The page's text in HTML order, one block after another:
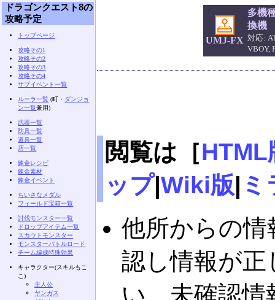
UMJ-FX
多機
換機
対応:
VBOY,
閲覧は［HTML
ップ|Wiki版| ミ
他所からの情
認し情報が
い。未確認
ドラゴンクエスト8の
攻略予定
トップページ
攻略その1
攻略その2
攻略その3
攻略その4
サブイベント一覧
ルーラ一覧 (町・ ダンジョ
ン一覧兼用)
武器一覧
防具一覧
道具一覧
店一覧
錬金レシピ
錬金素材
錬金イベント
ちいさなメダル
フィールド宝箱一覧
討伐モンスター一覧
ドロップアイテム一覧
スカウトモンスター
モンスターバトルロード
チーム編成特殊効果
キャラクター(スキルもこ
こ)
主人公
ヤンガス